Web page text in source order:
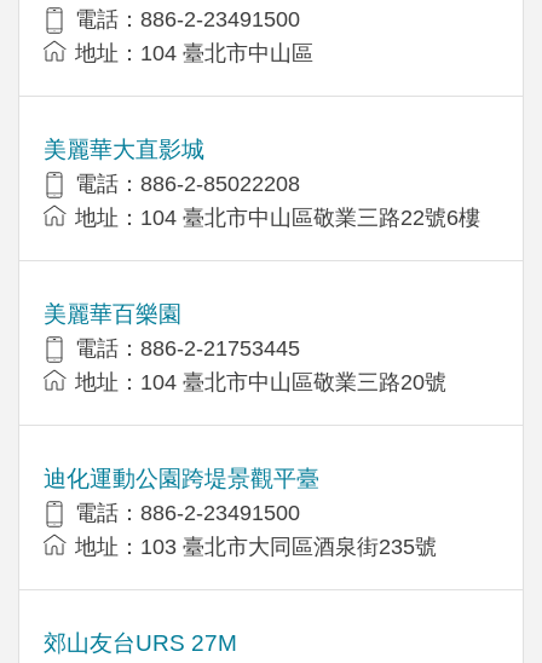
電話：886-2-23491500
地址：104 臺北市中山區
美麗華大直影城
電話：886-2-85022208
地址：104 臺北市中山區敬業三路22號6樓
美麗華百樂園
電話：886-2-21753445
地址：104 臺北市中山區敬業三路20號
迪化運動公園跨堤景觀平臺
電話：886-2-23491500
地址：103 臺北市大同區酒泉街235號
郊山友台URS 27M